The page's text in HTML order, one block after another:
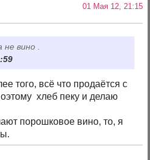
01 Мая 12, 21:15
вино .
того, всё что продаётся с
хлеб пеку и делаю
порошковое вино, то, я